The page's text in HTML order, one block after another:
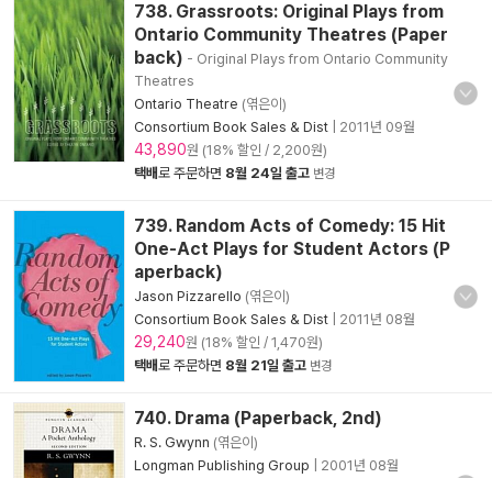
738. Grassroots: Original Plays from
Ontario Community Theatres (Paper
back) - Original Plays from Ontario Community
Theatres
Ontario Theatre (엮은이)
Consortium Book Sales & Dist
2011년 09월
43,890원 (18% 할인 / 2,200원)
택배로 주문하면 8월 24일 출고 변경
739. Random Acts of Comedy: 15 Hit
One-Act Plays for Student Actors (P
aperback)
Jason Pizzarello (엮은이)
Consortium Book Sales & Dist
2011년 08월
29,240원 (18% 할인 / 1,470원)
택배로 주문하면 8월 21일 출고 변경
740. Drama (Paperback, 2nd)
R. S. Gwynn (엮은이)
Longman Publishing Group
2001년 08월